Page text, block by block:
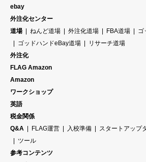
ebay
外注化センター
道場
ねんど道場 外注化道場 FBA道場
ゴ
ゴッドハンドeBay道場
リサーチ道場
外注化
FLAG Amazon
Amazon
ワークショップ
英語
税金関係
Q&A
FLAG運営 入校準備 スタートアップ
ツール
参考コンテンツ